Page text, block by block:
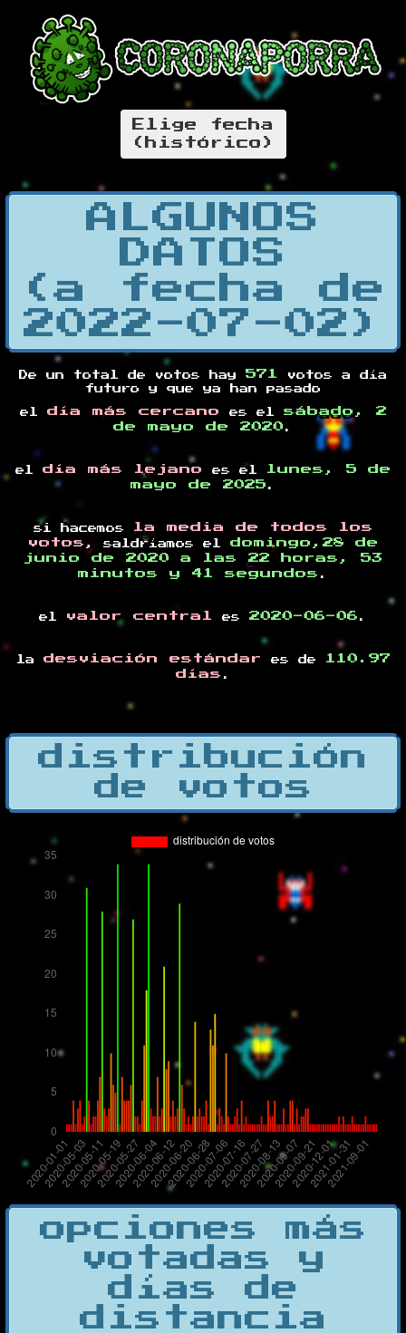
Elige fecha
(histórico)
ALGUNOS
DATOS
(a fecha de
2022-07-02)
De un total de votos hay 571
votos a día
futuro y que ya han pasado
el día más cercano es el sábado, 2
de mayo de 2020 .
el día más lejano es el
lunes, 5 de
mayo de 2025 .
si hacemos
la media de todos los
votos , saldríamos el domingo,28 de
junio de 2020 a las 22 horas, 53
minutos y 41 segundos .
el valor central es 2020-06-06 .
la desviación estándar es de
110.97
días .
distribución
de votos
opciones más
votadas y
días de
distancia